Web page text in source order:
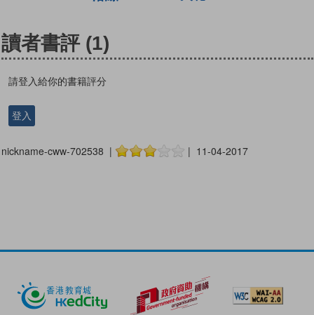
讀者書評 (1)
請登入給你的書籍評分
登入
nickname-cww-702538 | | 11-04-2017